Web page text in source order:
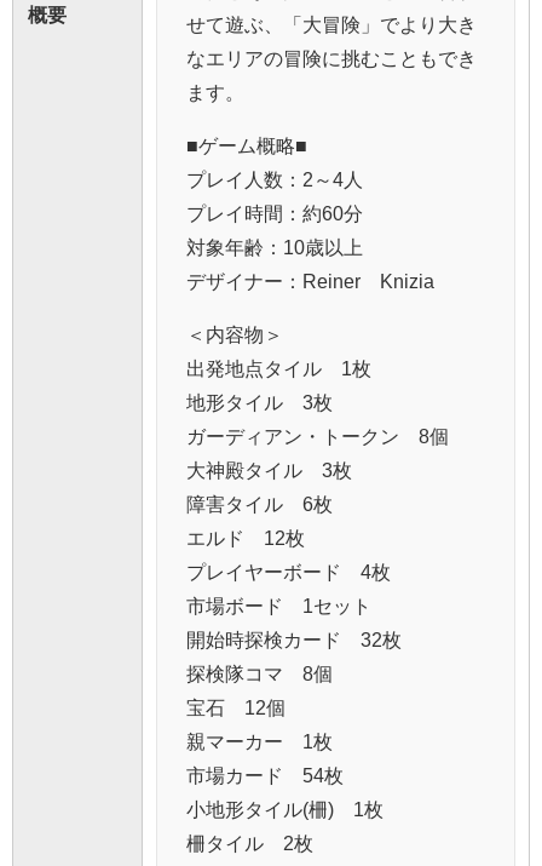
概要
せて遊ぶ、「大冒険」でより大き
なエリアの冒険に挑むこともでき
ます。
■ゲーム概略■
プレイ人数：2～4人
プレイ時間：約60分
対象年齢：10歳以上
デザイナー：Reiner Knizia
＜内容物＞
出発地点タイル 1枚
地形タイル 3枚
ガーディアン・トークン 8個
大神殿タイル 3枚
障害タイル 6枚
エルド 12枚
プレイヤーボード 4枚
市場ボード 1セット
開始時探検カード 32枚
探検隊コマ 8個
宝石 12個
親マーカー 1枚
市場カード 54枚
小地形タイル(柵) 1枚
柵タイル 2枚